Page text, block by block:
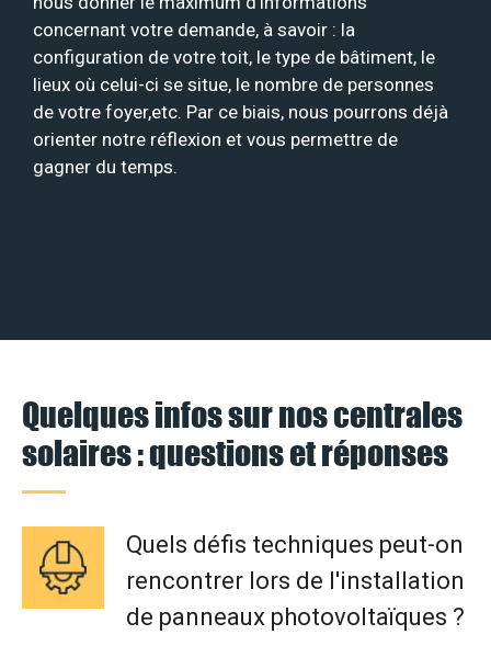
concernant votre demande, à savoir : la
configuration de votre toit, le type de bâtiment, le
lieux où celui-ci se situe, le nombre de personnes
de votre foyer,etc. Par ce biais, nous pourrons déjà
orienter notre réflexion et vous permettre de
gagner du temps.
Quelques infos sur nos centrales
solaires : questions et réponses
Quels défis techniques peut-on
rencontrer lors de l'installation
de panneaux photovoltaïques ?